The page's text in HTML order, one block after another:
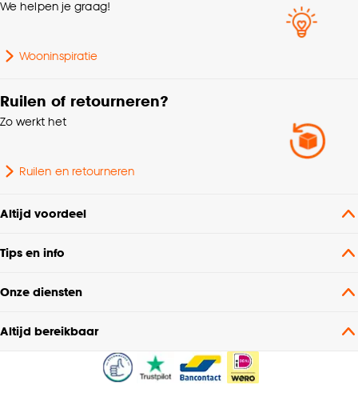
We helpen je graag!
Wooninspiratie
Ruilen of retourneren?
Zo werkt het
Ruilen en retourneren
Altijd voordeel
Tips en info
Onze diensten
Altijd bereikbaar